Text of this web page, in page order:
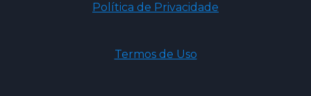
Política de Privacidade
Termos de Uso